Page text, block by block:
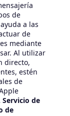
de
a las
de
mediante
Al utilizar
directo,
estén
de
Servicio de
de